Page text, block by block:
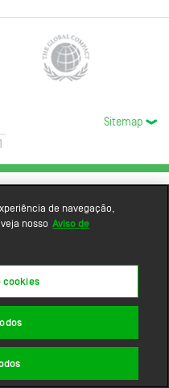
Sitemap
de navegação,
nosso Aviso de
cookies